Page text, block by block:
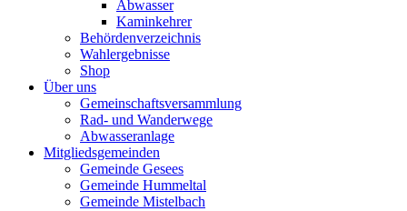
Abwasser
Kaminkehrer
Behördenverzeichnis
Wahlergebnisse
Shop
Über uns
Gemeinschaftsversammlung
Rad- und Wanderwege
Abwasseranlage
Mitgliedsgemeinden
Gemeinde Gesees
Gemeinde Hummeltal
Gemeinde Mistelbach